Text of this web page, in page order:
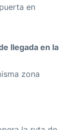
en
llegada en la
zona